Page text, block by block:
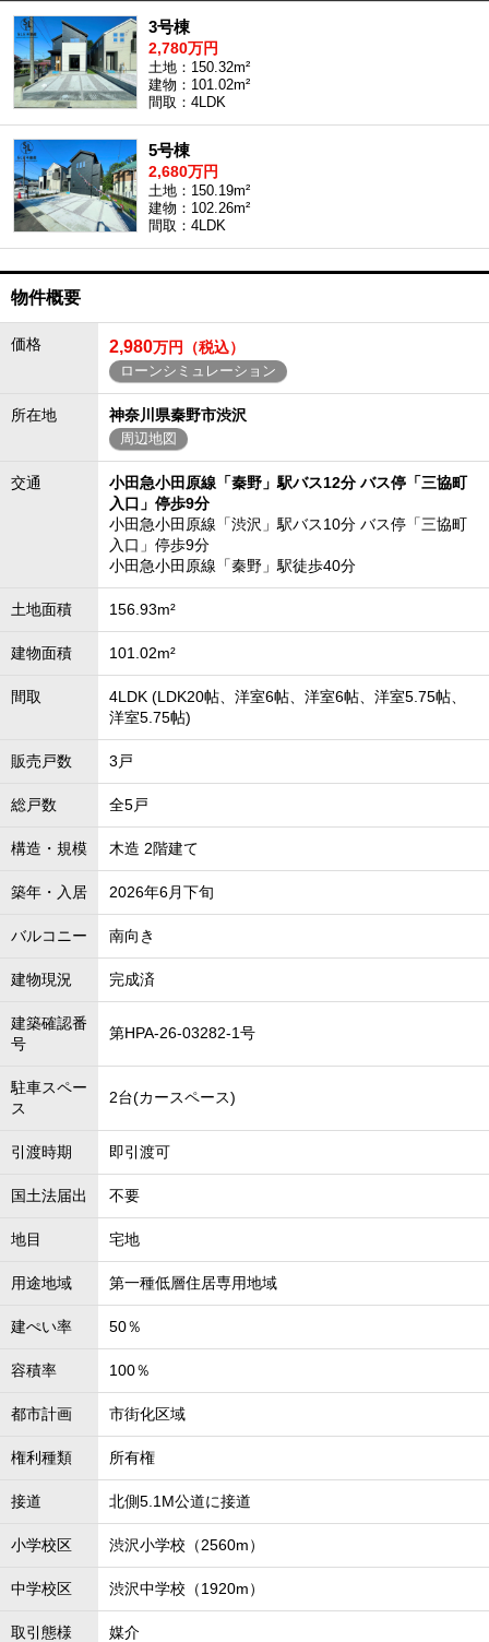
3号棟
2,780万円
土地：150.32m²
建物：101.02m²
間取：4LDK
5号棟
2,680万円
土地：150.19m²
建物：102.26m²
間取：4LDK
物件概要
価格 2,980万円（税込）
ローンシミュレーション
所在地 神奈川県秦野市渋沢
周辺地図
交通
小田急小田原線「秦野」駅バス12分 バス停「三協町
入口」停歩9分
小田急小田原線「渋沢」駅バス10分 バス停「三協町
入口」停歩9分
小田急小田原線「秦野」駅徒歩40分
土地面積 156.93m²
建物面積 101.02m²
間取
4LDK (LDK20帖、洋室6帖、洋室6帖、洋室5.75帖、
洋室5.75帖)
販売戸数 3戸
総戸数 全5戸
構造・規模 木造 2階建て
築年・入居 2026年6月下旬
バルコニー 南向き
建物現況 完成済
建築確認番
号
第HPA-26-03282-1号
駐車スペー
ス
2台(カースペース)
引渡時期 即引渡可
国土法届出 不要
地目 宅地
用途地域 第一種低層住居専用地域
建ぺい率 50％
容積率 100％
都市計画 市街化区域
権利種類 所有権
接道 北側5.1M公道に接道
小学校区 渋沢小学校（2560m）
中学校区 渋沢中学校（1920m）
取引態様 媒介